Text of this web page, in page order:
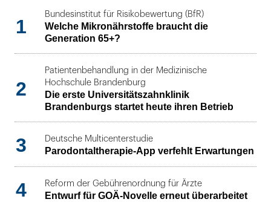
1
Bundesinstitut für Risikobewertung (BfR)
Welche Mikronährstoffe braucht die
Generation 65+?
2
Patientenbehandlung in der Medizinische
Hochschule Brandenburg
Die erste Universitätszahnklinik
Brandenburgs startet heute ihren Betrieb
3 Deutsche Multicenterstudie
Parodontaltherapie-App verfehlt Erwartungen
4 Reform der Gebührenordnung für Ärzte
Entwurf für GOÄ-Novelle erneut überarbeitet